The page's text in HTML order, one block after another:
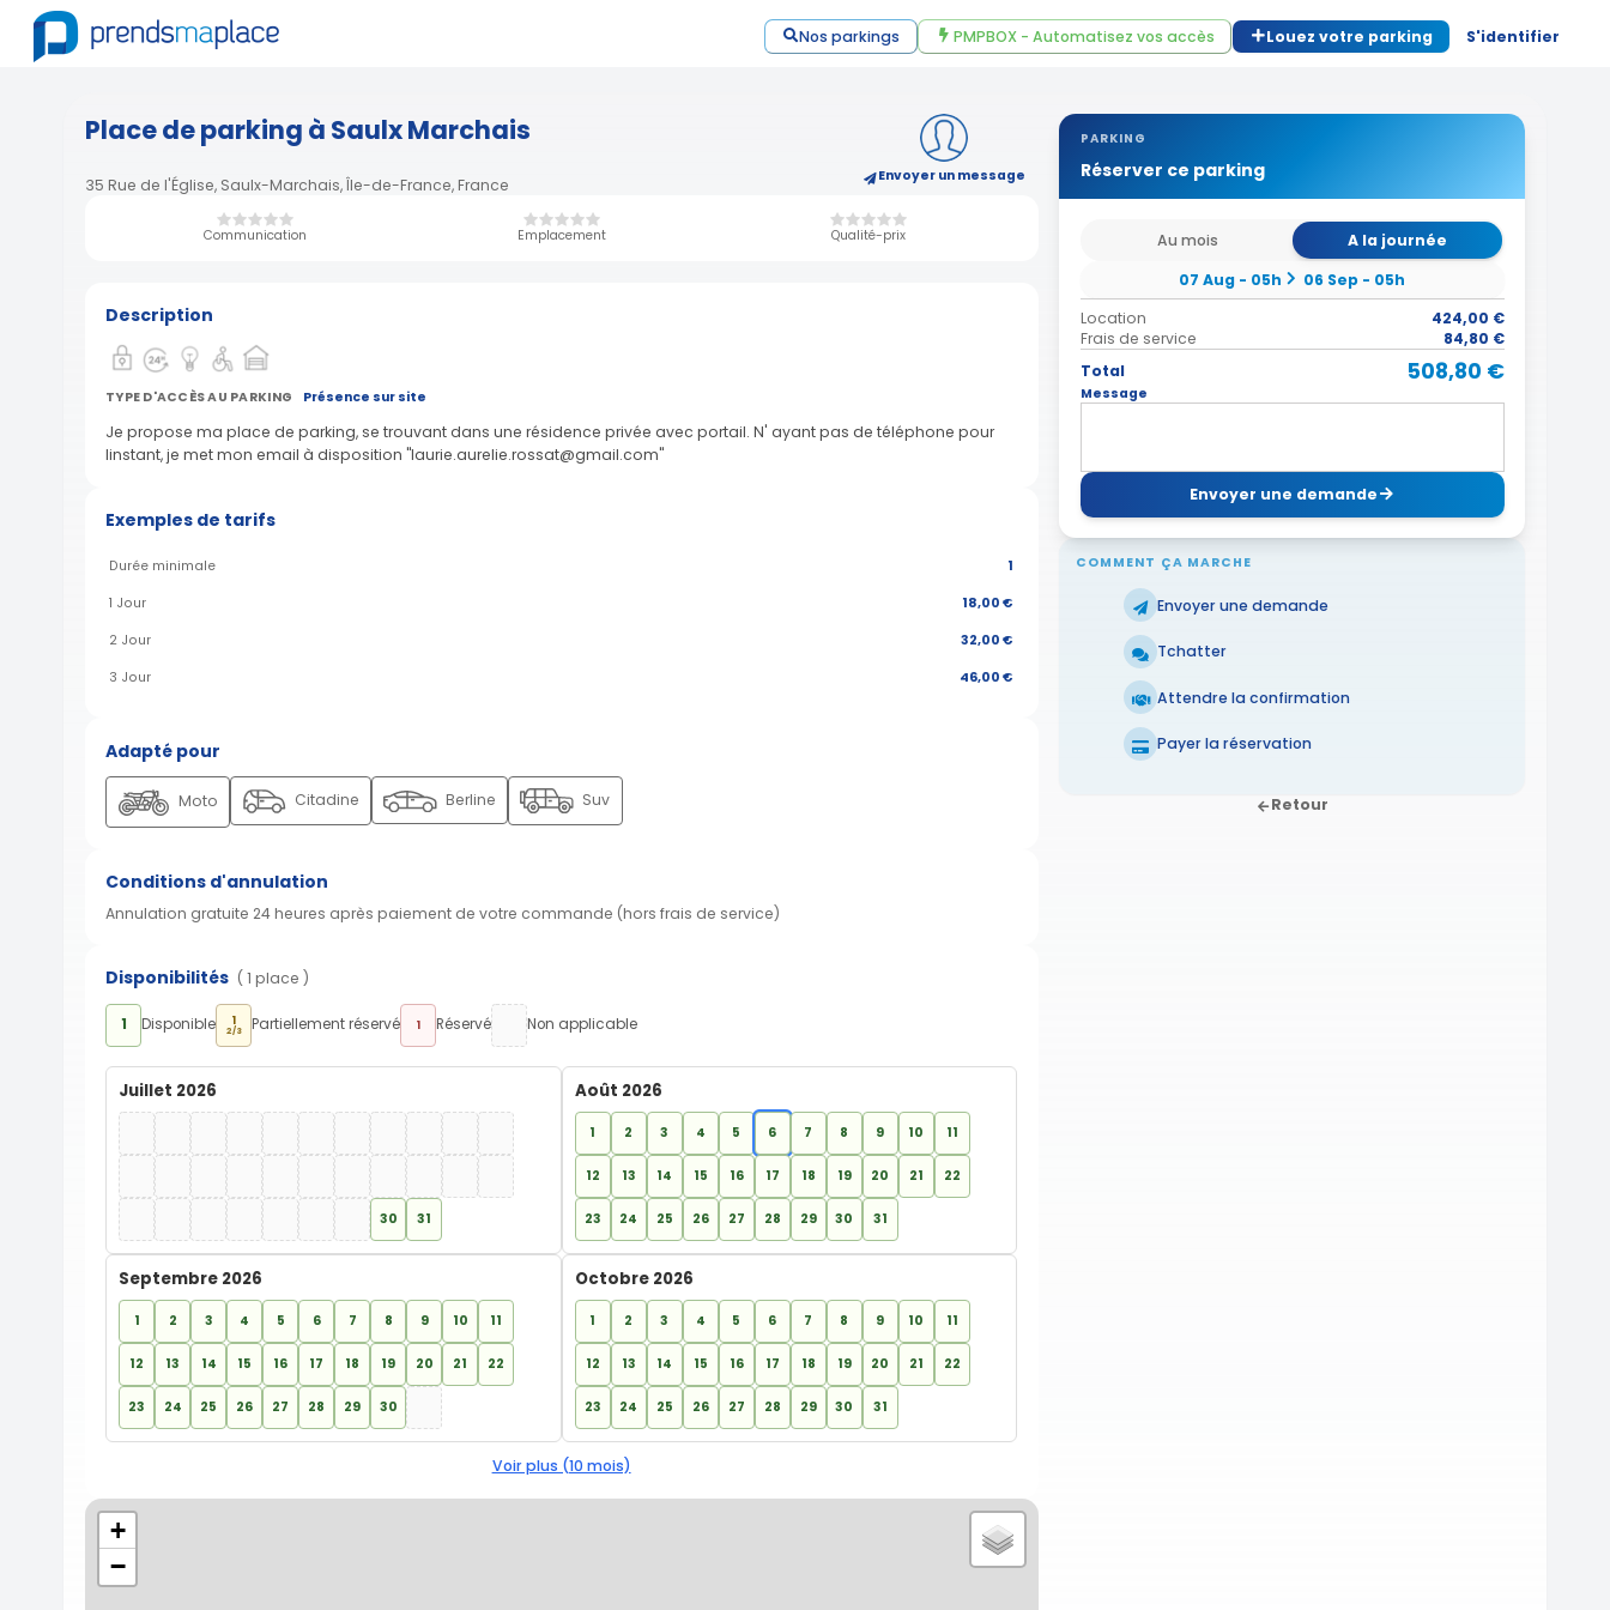
Nos parkings PMPBOX - Automatisez vos accès Louez votre parking S'identifier
Place de parking à Saulx Marchais
35 Rue de l'Église, Saulx-Marchais, Île-de-France, France Envoyer un message
Communication Emplacement Qualité-prix
PARKING
Réserver ce parking
Au mois
A la journée
07 Aug - 05h
06 Sep - 05h
Location
424,00 €
Frais de service
84,80 €
Total
508,80 €
Message
Envoyer une demande
COMMENT ÇA MARCHE
Envoyer une demande
Tchatter
Attendre la confirmation
Payer la réservation
Retour
Description
TYPE D'ACCÈS AU PARKING Présence sur site
Je propose ma place de parking, se trouvant dans une résidence privée avec portail. N' ayant pas de téléphone pour
linstant, je met mon email à disposition "laurie.aurelie.rossat@gmail.com"
Exemples de tarifs
Durée minimale 1
1 Jour 18,00 €
2 Jour 32,00 €
3 Jour 46,00 €
Adapté pour
Moto Citadine Berline Suv
Conditions d'annulation
Annulation gratuite 24 heures après paiement de votre commande (hors frais de service)
Disponibilités ( 1 place )
1 Disponible 1
2/3 Partiellement réservé 1 Réservé Non applicable
Juillet 2026
30 31
Août 2026
1 2 3 4 5 6 7 8 9 10 11
12 13 14 15 16 17 18 19 20 21 22
23 24 25 26 27 28 29 30 31
Septembre 2026
1 2 3 4 5 6 7 8 9 10 11
12 13 14 15 16 17 18 19 20 21 22
23 24 25 26 27 28 29 30
Octobre 2026
1 2 3 4 5 6 7 8 9 10 11
12 13 14 15 16 17 18 19 20 21 22
23 24 25 26 27 28 29 30 31
Voir plus (10 mois)
+
−